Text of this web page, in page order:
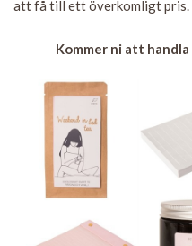
att få till ett överkomligt pris.
Kommer ni att